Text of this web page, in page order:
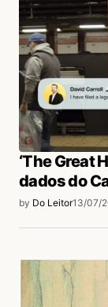
‘The Great
dados do
by Do Leitor13/07/